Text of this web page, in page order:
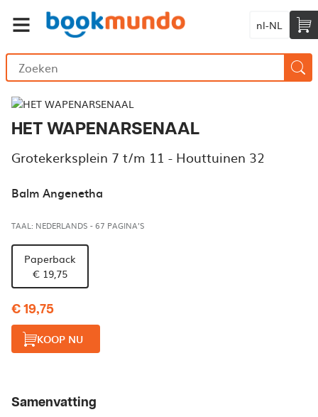
nl-NL
HET WAPENARSENAAL
Grotekerksplein 7 t/m 11 - Houttuinen 32
Balm Angenetha
TAAL: NEDERLANDS -67 PAGINA’S
Paperback
€ 19,75
€ 19,75
KOOP NU
Samenvatting